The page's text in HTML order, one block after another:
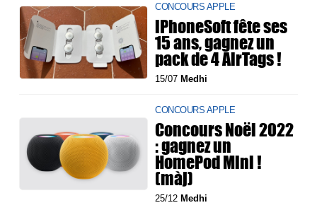
CONCOURS APPLE
iPhoneSoft fête ses
15 ans, gagnez un
pack de 4 AirTags !
15/07Medhi
CONCOURS APPLE
Concours Noël 2022
: gagnez un
HomePod Mini !
(màj)
25/12Medhi